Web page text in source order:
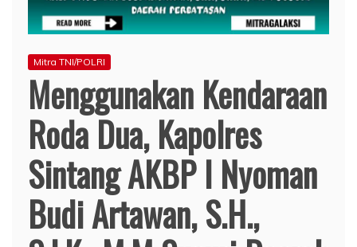
Mitra TNI/POLRI
Menggunakan Kendaraan
Roda Dua, Kapolres
Sintang AKBP I Nyoman
Budi Artawan, S.H.,